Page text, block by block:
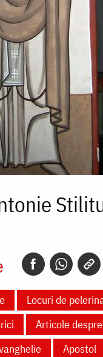
Locuri de
Articole
Apostol